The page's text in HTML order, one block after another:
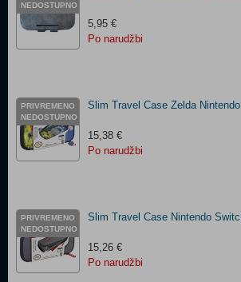
NEDOSTUPNO
5,95 €
Po narudžbi
PRIVREMENO
NEDOSTUPNO
Slim Travel Case Zelda
15,38 €
Po narudžbi
PRIVREMENO
NEDOSTUPNO
Slim Travel Case Nintendo
15,26 €
Po narudžbi